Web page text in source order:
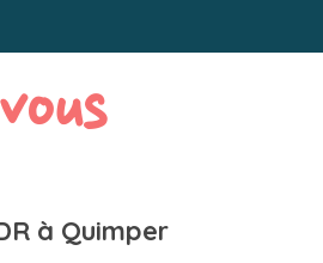
à Quimper